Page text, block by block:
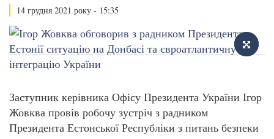
14 грудня 2021 року - 15:35
Заступник керівника Офісу Президента України Ігор
Жовква провів робочу зустріч з радником
Президента Естонської Республіки з питань безпеки